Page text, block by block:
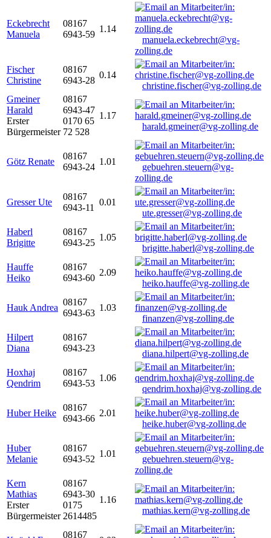
Eckebrecht
Manuela
08167
6943-59
1.14
manuela.eckebrecht@vg-
zolling.de
Fischer
Christine
08167
6943-28
0.14
christine.fischer@vg-zolling.de
Gmeiner
Harald
Erster
Bürgermeister
08167
6943-47
0170 65
72 528
1.17
harald.gmeiner@vg-zolling.de
Götz Renate
08167
6943-24
1.01
gebuehren.steuern@vg-
zolling.de
Gresser Ute
08167
6943-11
0.01
ute.gresser@vg-zolling.de
Haberl
Brigitte
08167
6943-25
1.05
brigitte.haberl@vg-zolling.de
Hauffe
Heiko
08167
6943-60
2.09
heiko.hauffe@vg-zolling.de
Hauk Andrea
08167
6943-63
1.03
finanzen@vg-zolling.de
Hilpert
Diana
08167
6943-23
diana.hilpert@vg-zolling.de
Hoxhaj
Qendrim
08167
6943-53
1.06
qendrim.hoxhaj@vg-zolling.de
Huber Heike
08167
6943-66
2.01
heike.huber@vg-zolling.de
Huber
Melanie
08167
6943-52
1.01
gebuehren.steuern@vg-
zolling.de
Kern
Mathias
Erster
Bürgermeister
08167
6943-30
0175
2614485
1.16
mathias.kern@vg-zolling.de
08167